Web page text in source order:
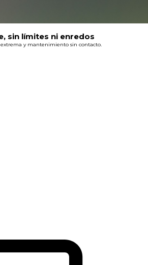
sin límites ni enredos
y mantenimiento sin contacto.